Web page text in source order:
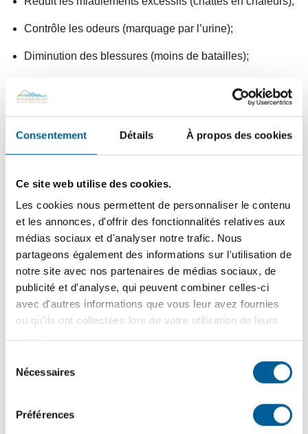
Consentement Détails À propos des cookies
Ce site web utilise des cookies.
Les cookies nous permettent de personnaliser le contenu
et les annonces, d'offrir des fonctionnalités relatives aux
médias sociaux et d'analyser notre trafic. Nous
partageons également des informations sur l'utilisation de
notre site avec nos partenaires de médias sociaux, de
publicité et d'analyse, qui peuvent combiner celles-ci
avec d'autres informations que vous leur avez fournies
ou qu'ils ont collectées lors de votre utilisation de leurs
Nécessaires
Préférences
Contrôle les odeurs (marquage par l’urine);
Diminution des blessures (moins de batailles);
Procédure
votre colonie;
Renseignez-vous auprès de la SPAafin de louer une
cage de capture (disponible seulement entre le 1er avril
et le 1 ernovembre);
Lorsqu’un animal est capturé, vous pouvez le rapporter
à la SPA ou communiquez avec eux pour qu’ils puissent
venir le récupérer à l’aide de leur service d’urgence
24/7;
Si aucun propriétaire ne se manifeste, l’animal sera
stérilisé, vacciné et taillé à l’oreille. Il pourra par la suite
être relâché dans son milieu;
Surveillez l’état du chat les jours suivants. Il doit avoir
accès à un abri et de la nourriture.